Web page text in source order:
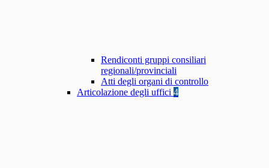
Rendiconti gruppi consiliari
regionali/provinciali
Atti degli organi di controllo
Articolazione degli uffici 4